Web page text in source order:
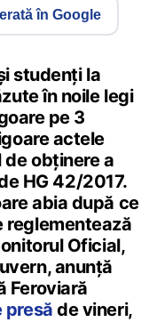
în Google
studenți la
în noile legi
pe 3
actele
obținere a
HG 42/2017.
abia după ce
reglementează
Oficial,
anunță
Feroviară
presă de vineri,